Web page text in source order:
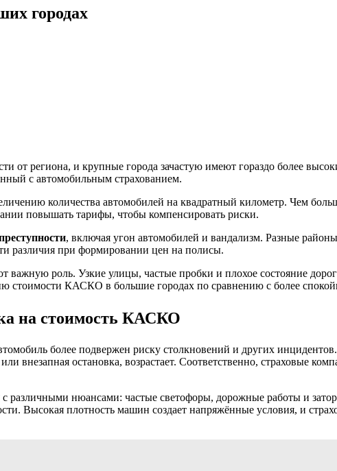
городах
от региона, и крупные города зачастую имеют гораздо более
с автомобильным страхованием.
количества автомобилей на квадратный километр. Чем
повышать тарифы, чтобы компенсировать риски.
, включая угон автомобилей и вандализм. Разные
различия при формировании цен на полисы.
важную роль. Узкие улицы, частые пробки и плохое состояние
стоимости КАСКО в большие городах по сравнению с более
на стоимость КАСКО
более подвержен риску столкновений и других
внезапная остановка, возрастает. Соответственно, страховые
различными нюансами: частые светофоры, дорожные работы и
Высокая плотность машин создает напряжённые условия, и